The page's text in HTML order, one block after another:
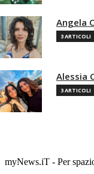
Angela
3 ARTICOLI
Alessia
3 ARTICOLI
myNews.iT - Per